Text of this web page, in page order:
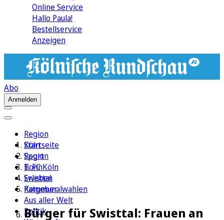
Online Service
Hallo Paula!
Bestellservice
Anzeigen
Abo
Anmelden
Region
Köln
Sport
1. FC Köln
Erleben
Ratgeber
Aus aller Welt
Politik
Startseite
Region
Bonn
Swisttal
Kommunalwahlen
Bürger für Swisttal: Frauen an